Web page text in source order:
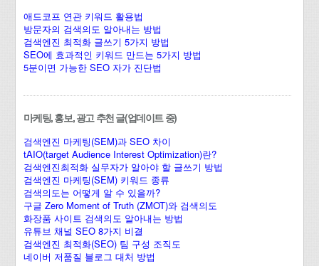
애드코프 연관 키워드 활용법
방문자의 검색의도 알아내는 방법
검색엔진 최적화 글쓰기 5가지 방법
SEO에 효과적인 키워드 만드는 5가지 방법
5분이면 가능한 SEO 자가 진단법
마케팅, 홍보, 광고 추천 글(업데이트 중)
검색엔진 마케팅(SEM)과 SEO 차이
tAIO(target Audience Interest Optimization)란?
검색엔진최적화 실무자가 알아야 할 글쓰기 방법
검색엔진 마케팅(SEM) 키워드 종류
검색의도는 어떻게 알 수 있을까?
구글 Zero Moment of Truth (ZMOT)와 검색의도
화장품 사이트 검색의도 알아내는 방법
유튜브 채널 SEO 8가지 비결
검색엔진 최적화(SEO) 팀 구성 조직도
네이버 저품질 블로그 대처 방법